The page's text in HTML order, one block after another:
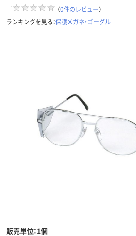
（0件のレビュー）
ランキングを見る：保護メガネ・ゴーグル
販売単位：1個